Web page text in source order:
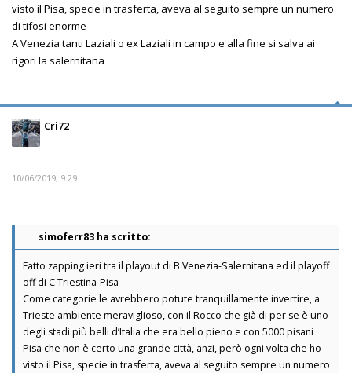
visto il Pisa, specie in trasferta, aveva al seguito sempre un numero
di tifosi enorme
A Venezia tanti Laziali o ex Laziali in campo e alla fine si salva ai
rigori la salernitana
Cri72
10/06/2019, 9:29
simoferr83 ha scritto:
Fatto zapping ieri tra il playout di B Venezia-Salernitana ed il playoff
off di C Triestina-Pisa
Come categorie le avrebbero potute tranquillamente invertire, a
Trieste ambiente meraviglioso, con il Rocco che già di per se è uno
degli stadi più belli d’Italia che era bello pieno e con 5000 pisani
Pisa che non è certo una grande città, anzi, però ogni volta che ho
visto il Pisa, specie in trasferta, aveva al seguito sempre un numero